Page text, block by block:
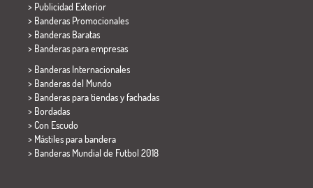
> Publicidad Exterior
> Banderas Promocionales
> Banderas Baratas
> Banderas para empresas
> Banderas Internacionales
> Banderas del Mundo
> Banderas para tiendas y fachadas
> Bordadas
> Con Escudo
> Mástiles para bandera
> Banderas Mundial de Futbol 2018